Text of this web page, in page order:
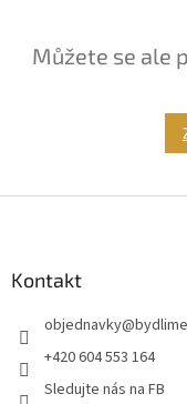
Můžete se ale
Kontakt
objednavky@
+420 604 553 164
Sledujte nás na FB